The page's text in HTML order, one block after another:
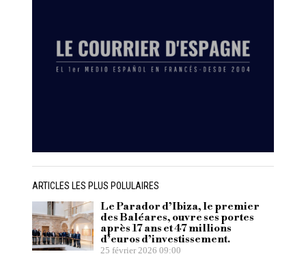
ARTICLES LES PLUS POLULAIRES
Le Parador d’Ibiza, le premier
des Baléares, ouvre ses portes
après 17 ans et 47 millions
d’euros d’investissement.
25 février 2026 09:00